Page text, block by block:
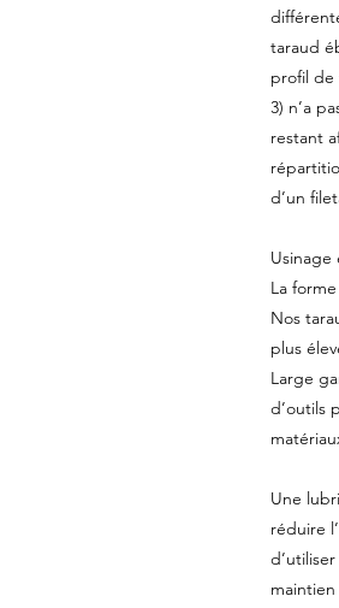
taraud
profil de
3) n’a
restant
d’un
Usinage
La
Nos
plus
Large
d’outils
Une
réduire
d’utiliser